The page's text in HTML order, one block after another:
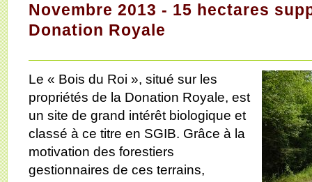
Novembre 2013 - 15 hectares
Donation Royale
Le « Bois du Roi », situé sur les
propriétés de la Donation Royale, est
un site de grand intérêt biologique et
classé à ce titre en SGIB. Grâce à la
motivation des forestiers
gestionnaires de ces terrains,